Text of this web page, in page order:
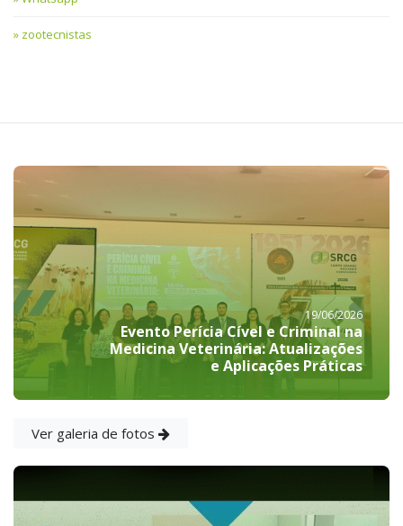
zootecnistas
19/06/2026
Evento Perícia Cível e Criminal na
Medicina Veterinária: Atualizações
e Aplicações Práticas
Ver galeria de fotos